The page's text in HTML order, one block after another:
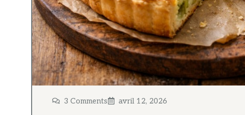
3 Comments avril 12, 2026